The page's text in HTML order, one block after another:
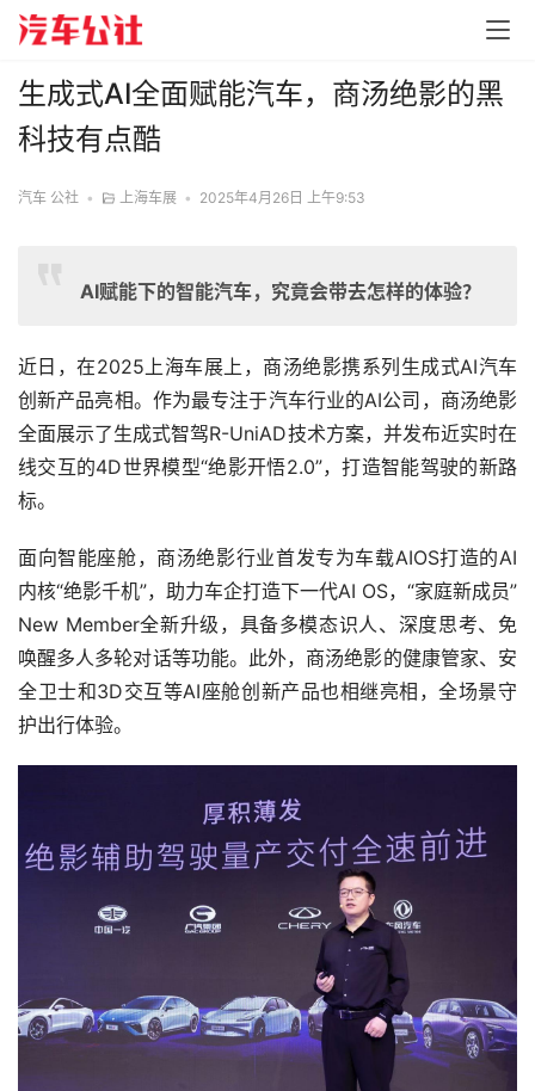
生成式AI全面赋能汽车，商汤绝影的黑
科技有点酷
汽车 公社 • 上海车展 • 2025年4月26日 上午9:53
AI赋能下的智能汽车，究竟会带去怎样的体验？
近日，在2025上海车展上，商汤绝影携系列生成式AI汽车
创新产品亮相。作为最专注于汽车行业的AI公司，商汤绝影
全面展示了生成式智驾R-UniAD技术方案，并发布近实时在
线交互的4D世界模型“绝影开悟2.0”，打造智能驾驶的新路
标。
面向智能座舱，商汤绝影行业首发专为车载AIOS打造的AI
内核“绝影千机”，助力车企打造下一代AI OS，“家庭新成员”
New Member全新升级，具备多模态识人、深度思考、免
唤醒多人多轮对话等功能。此外，商汤绝影的健康管家、安
全卫士和3D交互等AI座舱创新产品也相继亮相，全场景守
护出行体验。